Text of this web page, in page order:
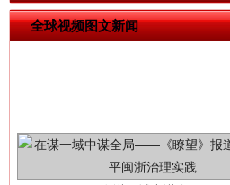
全球视频图文新闻
在谋一域中谋全局